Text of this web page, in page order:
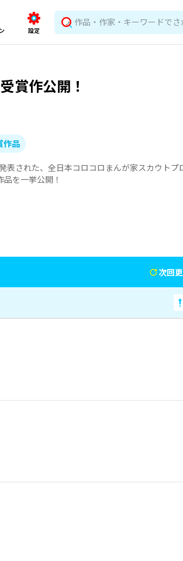
設定
賞作公開！
作品
表された、全日本コロコロまんが家スカウトプ
品を一挙公開！
次回